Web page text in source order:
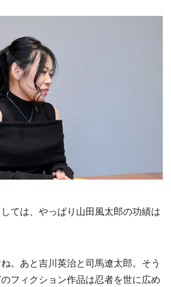
ては、やっぱり山田風太郎の功績は
。あと吉川英治と司馬遼太郎。そう
フィクション作品は忍者を世に広め